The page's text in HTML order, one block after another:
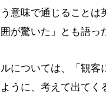
う意味で通じること
が驚いた」とも語っ
については、「観客
うに、考えて出て